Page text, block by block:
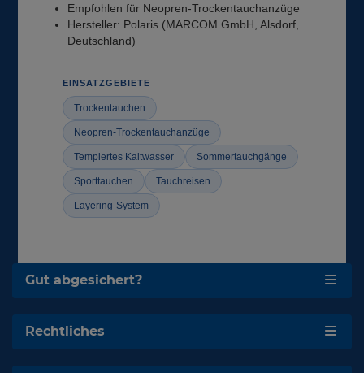
Empfohlen für Neopren-Trockentauchanzüge
Hersteller: Polaris (MARCOM GmbH, Alsdorf,
Deutschland)
EINSATZGEBIETE
Trockentauchen
Neopren-Trockentauchanzüge
Tempiertes Kaltwasser Sommertauchgänge
Sporttauchen Tauchreisen
Layering-System
Gut abgesichert?
Rechtliches